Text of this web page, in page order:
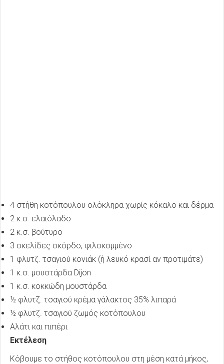
4 στήθη κοτόπουλου ολόκληρα χωρίς κόκαλο και δέρμα
2 κ.σ. ελαιόλαδο
2 κ.σ. βούτυρο
3 σκελίδες σκόρδο, ψιλοκομμένο
1 φλυτζ. τσαγιού κονιάκ (ή λευκό κρασί αν προτιμάτε)
1 κ.σ. μουστάρδα Dijon
1 κ.σ. κοκκώδη μουστάρδα
½ φλυτζ. τσαγιού κρέμα γάλακτος 35% λιπαρά
½ φλυτζ. τσαγιού ζωμός κοτόπουλου
Αλάτι και πιπέρι
Εκτέλεση
Κόβουμε το στήθος κοτόπουλου στη μέση κατά μήκος,